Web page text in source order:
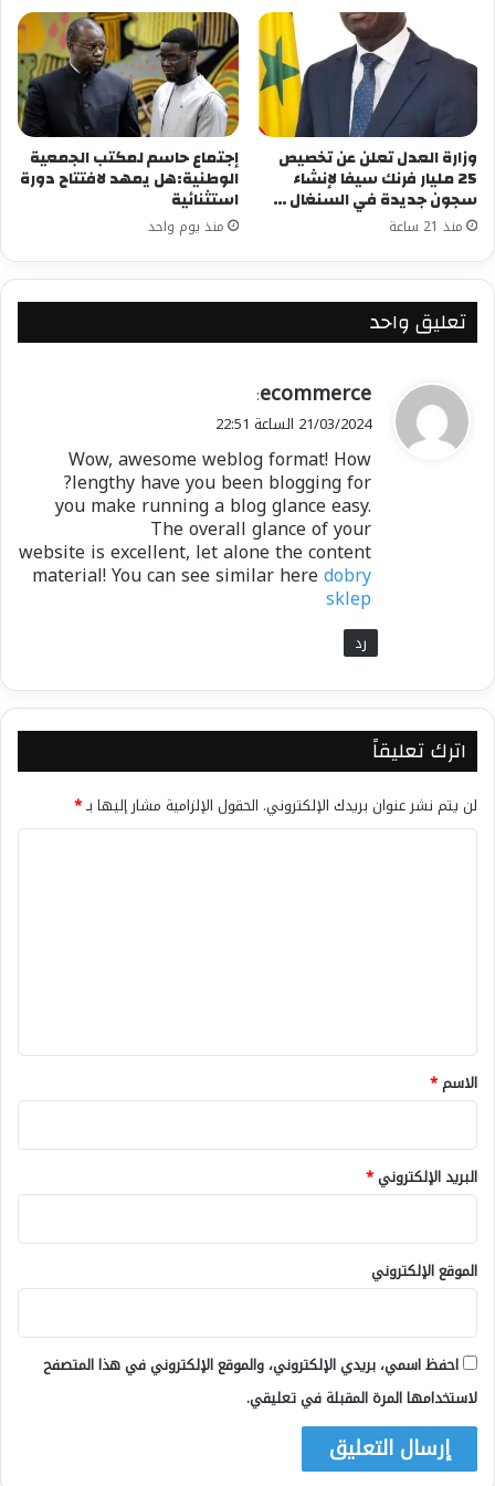
وزارة العدل تعلن عن تخصيص
25 مليار فرنك سيفا لإنشاء
سجون جديدة في السنغال …
منذ 21 ساعة
إجتماع حاسم لمكتب الجمعية
الوطنية:هل يمهد لافتتاح دورة
استثنائية
منذ يوم واحد
تعليق واحد
ي
ق
ل
ecommerce
:
21/03/2024 الساعة 22:51
Wow, awesome weblog format! How
lengthy have you been blogging for?
you make running a blog glance easy.
The overall glance of your
website is excellent, let alone the content
material! You can see similar heredobry
sklep
رد
اترك تعليقاً
لن يتم نشر عنوان بريدك الإلكتروني. الحقول الإلزامية مشار إليها بـ*
*
الاسم*
البريد الإلكتروني*
الموقع الإلكتروني
احفظ اسمي، بريدي الإلكتروني، والموقع الإلكتروني في هذا المتصفح
لاستخدامها المرة المقبلة في تعليقي.